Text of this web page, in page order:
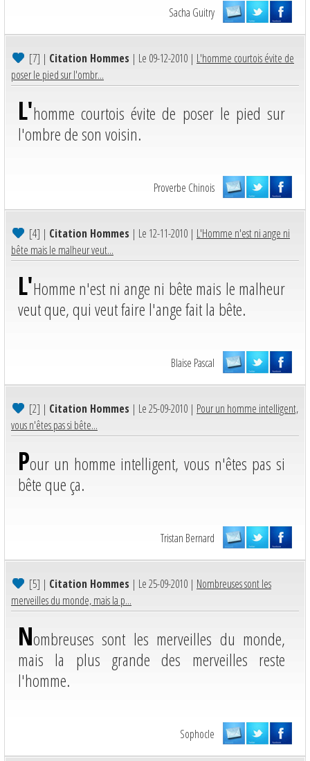
Sacha Guitry
[7] | Citation Hommes | Le 09-12-2010 | L'homme courtois évite de
poser le pied sur l'ombr...
L'homme courtois évite de poser le pied sur
l'ombre de son voisin.
Proverbe Chinois
[4] | Citation Hommes | Le 12-11-2010 | L'Homme n'est ni ange ni
bête mais le malheur veut...
L'Homme n'est ni ange ni bête mais le malheur
veut que, qui veut faire l'ange fait la bête.
Blaise Pascal
[2] | Citation Hommes | Le 25-09-2010 | Pour un homme intelligent,
vous n'êtes pas si bête...
Pour un homme intelligent, vous n'êtes pas si
bête que ça.
Tristan Bernard
[5] | Citation Hommes | Le 25-09-2010 | Nombreuses sont les
merveilles du monde, mais la p...
Nombreuses sont les merveilles du monde,
mais la plus grande des merveilles reste
l'homme.
Sophocle